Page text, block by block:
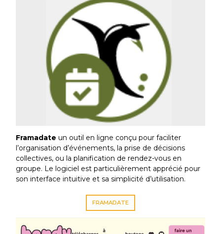
Framadate un outil en ligne conçu pour faciliter
l’organisation d’événements, la prise de décisions
collectives, ou la planification de rendez-vous en
groupe. Le logiciel est particulièrement apprécié pour
son interface intuitive et sa simplicité d’utilisation.
FRAMADATE